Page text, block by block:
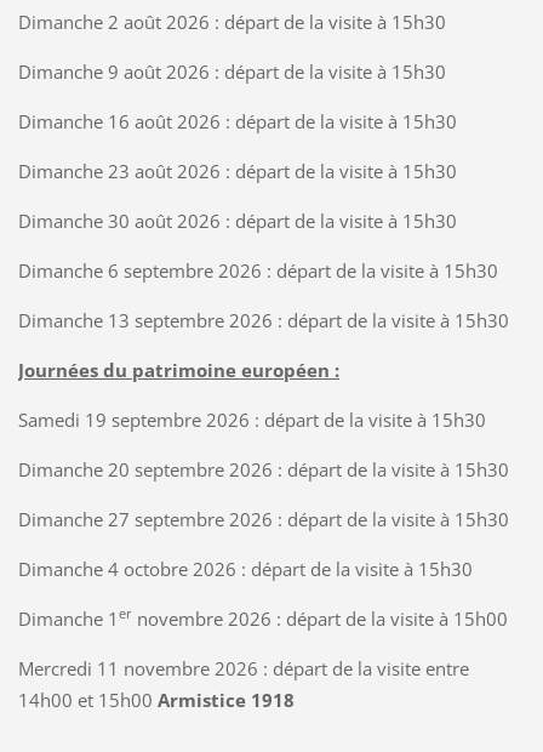
Dimanche 2 août 2026 : départ de la visite à 15h30
Dimanche 9 août 2026 : départ de la visite à 15h30
Dimanche 16 août 2026 : départ de la visite à 15h30
Dimanche 23 août 2026 : départ de la visite à 15h30
Dimanche 30 août 2026 : départ de la visite à 15h30
Dimanche 6 septembre 2026 : départ de la visite à 15h30
Dimanche 13 septembre 2026 : départ de la visite à 15h30
Journées du patrimoine européen :
Samedi 19 septembre 2026 : départ de la visite à 15h30
Dimanche 20 septembre 2026 : départ de la visite à 15h30
Dimanche 27 septembre 2026 : départ de la visite à 15h30
Dimanche 4 octobre 2026 : départ de la visite à 15h30
Dimanche 1 ernovembre 2026 : départ de la visite à 15h00
Mercredi 11 novembre 2026 : départ de la visite entre
14h00 et 15h00 Armistice 1918